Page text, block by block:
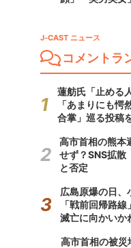
J-CAST ニュース
コメントラ
蓮舫氏「止める
「あまりにも
合掌」巡る投稿
高市首相の熊本
せず？SNS拡
と否定
広島原爆の日、
「戦前回帰路
滅亡に向かいか
高市首相の被